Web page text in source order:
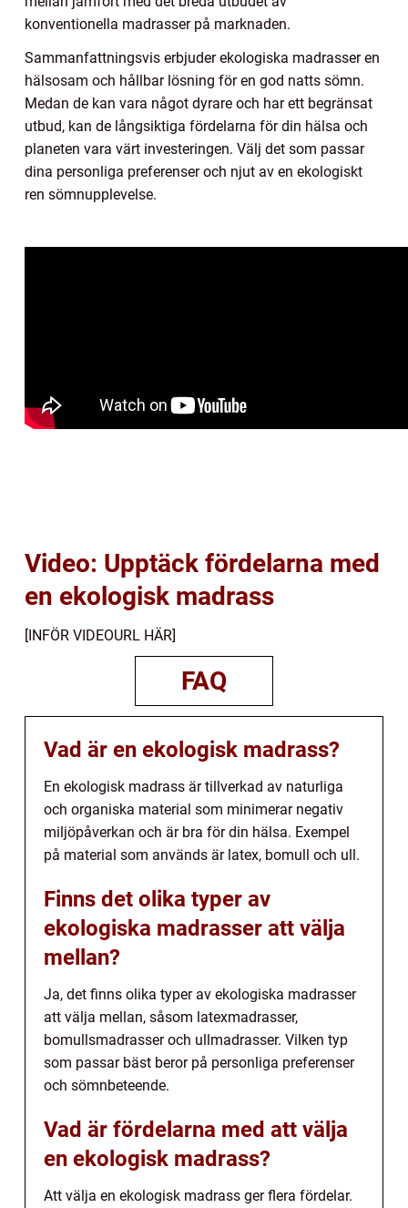
konventionella madrasser på marknaden.
Sammanfattningsvis erbjuder ekologiska madrasser en
hälsosam och hållbar lösning för en god natts sömn.
Medan de kan vara något dyrare och har ett begränsat
utbud, kan de långsiktiga fördelarna för din hälsa och
planeten vara värt investeringen. Välj det som passar
dina personliga preferenser och njut av en ekologiskt
ren sömnupplevelse.
Video: Upptäck fördelarna med
en ekologisk madrass
[INFÖR VIDEOURL HÄR]
FAQ
Vad är en ekologisk madrass?
En ekologisk madrass är tillverkad av naturliga
och organiska material som minimerar negativ
miljöpåverkan och är bra för din hälsa. Exempel
på material som används är latex, bomull och ull.
Finns det olika typer av
ekologiska madrasser att välja
mellan?
Ja, det finns olika typer av ekologiska madrasser
att välja mellan, såsom latexmadrasser,
bomullsmadrasser och ullmadrasser. Vilken typ
som passar bäst beror på personliga preferenser
och sömnbeteende.
Vad är fördelarna med att välja
en ekologisk madrass?
Att välja en ekologisk madrass ger flera fördelar.